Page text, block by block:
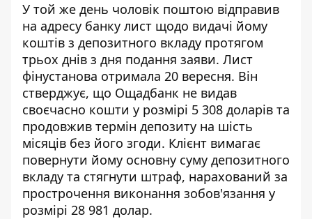
У той же день чоловік поштою відправив
на адресу банку лист щодо видачі йому
коштів з депозитного вкладу протягом
трьох днів з дня подання заяви. Лист
фінустанова отримала 20 вересня. Він
стверджує, що Ощадбанк не видав
своєчасно кошти у розмірі 5 308 доларів та
продовжив термін депозиту на шість
місяців без його згоди. Клієнт вимагає
повернути йому основну суму депозитного
вкладу та стягнути штраф, нарахований за
прострочення виконання зобов'язання у
розмірі 28 981 долар.